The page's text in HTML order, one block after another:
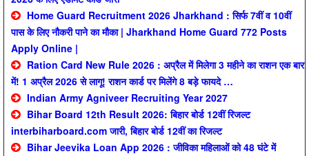
Home Guard Recruitment 2026 Jharkhand : सिर्फ 7वीं व 10वीं
पास के लिए नौकरी पाने का मौका | Jharkhand Home Guard 772 Posts
Apply Online |
Ration Card New Rule 2026 : अप्रैल में मिलेगा 3 महीने का राशन एक बार
में! 1 अप्रैल 2026 से लागू! राशन कार्ड पर मिलेंगे 8 बड़े फायदे …
Indian Army Agniveer Recruiting Year 2027
Bihar Board 12th Result 2026: बिहार बोर्ड 12वीं रिजल्ट
interbiharboard.com जारी, बिहार बोर्ड 12वीं का रिजल्ट
Bihar Jeevika Loan App 2026 : जीविका महिलाओं को 48 घंटे में